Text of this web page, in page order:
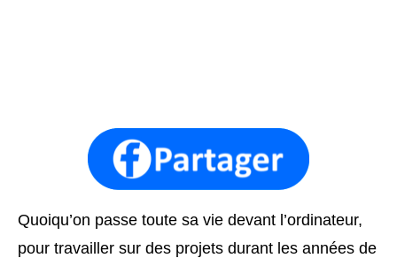
Quoiqu’on passe toute sa vie devant l’ordinateur,
pour travailler sur des projets durant les années de